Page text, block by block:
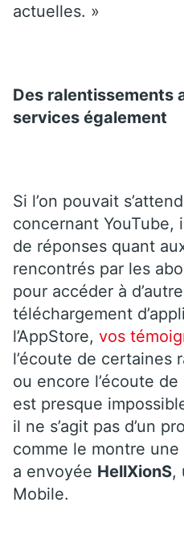
actuelles. »
Des ralentissements
services également
Si l’on pouvait
concernant YouTube,
de réponses quant
rencontrés par les
pour accéder à
téléchargement
l’AppStore, vos
l’écoute de certaines
ou encore l’écoute
est presque
il ne s’agit pas d’un
comme le montre
a envoyée HellXionS,
Mobile.